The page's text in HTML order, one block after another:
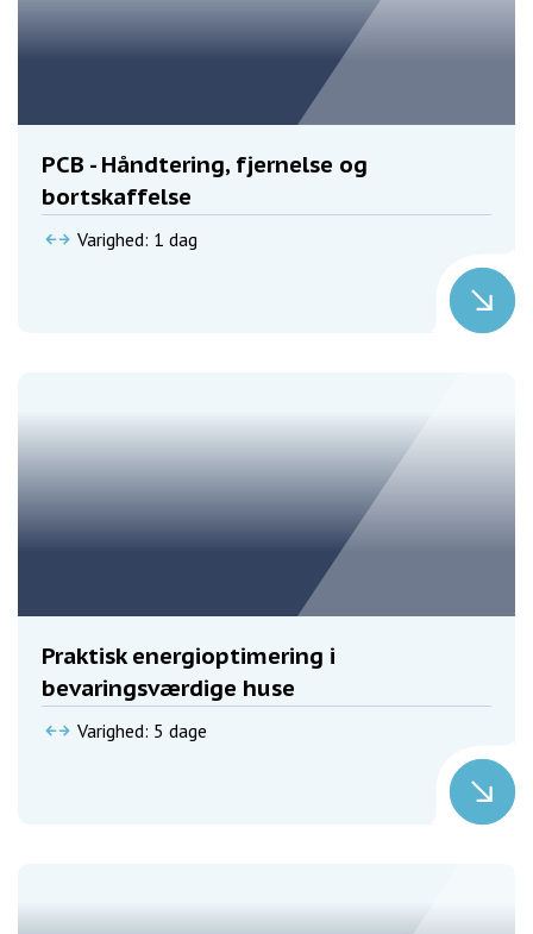
PCB - Håndtering, fjernelse og
bortskaffelse
Varighed: 1 dag
Praktisk energioptimering i
bevaringsværdige huse
Varighed: 5 dage